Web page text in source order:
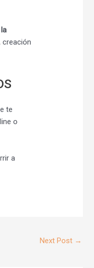
creación
te
o
a
Next Post →